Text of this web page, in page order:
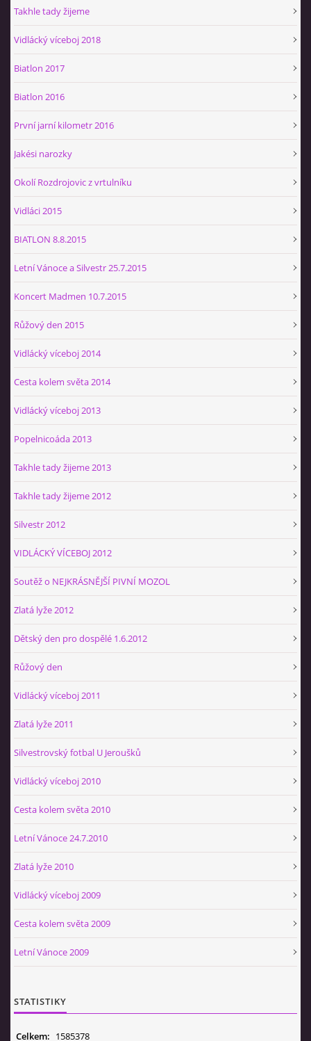
Takhle tady žijeme
Vidlácký víceboj 2018
Biatlon 2017
Biatlon 2016
První jarní kilometr 2016
Jakési narozky
Okolí Rozdrojovic z vrtulníku
Vidláci 2015
BIATLON 8.8.2015
Letní Vánoce a Silvestr 25.7.2015
Koncert Madmen 10.7.2015
Růžový den 2015
Vidlácký víceboj 2014
Cesta kolem světa 2014
Vidlácký víceboj 2013
Popelnicoáda 2013
Takhle tady žijeme 2013
Takhle tady žijeme 2012
Silvestr 2012
VIDLÁCKÝ VÍCEBOJ 2012
Soutěž o NEJKRÁSNĚJŠÍ PIVNÍ MOZOL
Zlatá lyže 2012
Dětský den pro dospělé 1.6.2012
Růžový den
Vidlácký víceboj 2011
Zlatá lyže 2011
Silvestrovský fotbal U Jeroušků
Vidlácký víceboj 2010
Cesta kolem světa 2010
Letní Vánoce 24.7.2010
Zlatá lyže 2010
Vidlácký víceboj 2009
Cesta kolem světa 2009
Letní Vánoce 2009
STATISTIKY
Celkem: 1585378